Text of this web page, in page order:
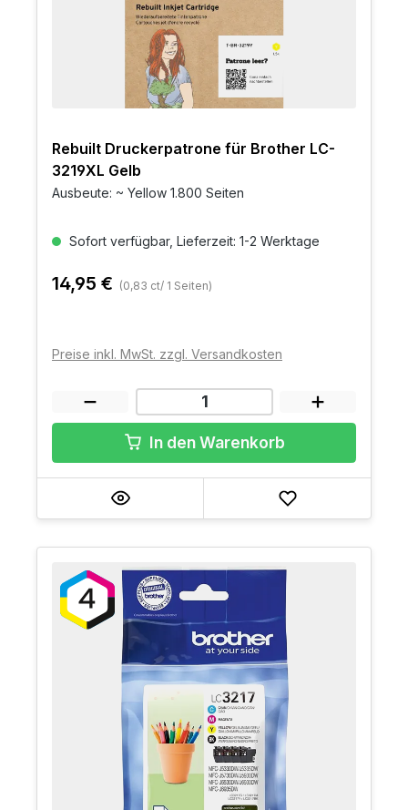
Rebuilt Druckerpatrone für Brother LC-
3219XL Gelb
Ausbeute: ~ Yellow 1.800 Seiten
Sofort verfügbar, Lieferzeit: 1-2 Werktage
14,95 € (0,83 ct/ 1 Seiten)
Preise inkl. MwSt. zzgl. Versandkosten
In den Warenkorb